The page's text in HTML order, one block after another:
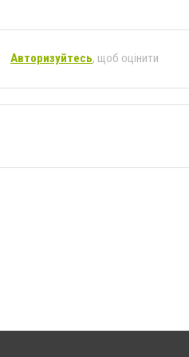
Авторизуйтесь, щоб оцінити